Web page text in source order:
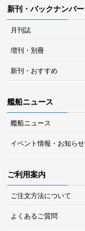
新刊・バックナンバー
月刊誌
増刊・別冊
新刊・おすすめ
艦船ニュース
艦船ニュース
イベント情報・お知らせ
ご利用案内
ご注文方法について
よくあるご質問